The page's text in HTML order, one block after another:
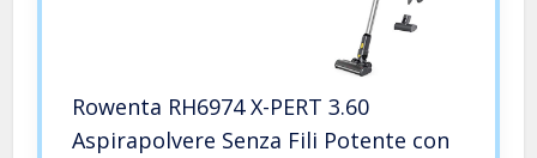
Rowenta RH6974 X-PERT 3.60
Aspirapolvere Senza Fili Potente con